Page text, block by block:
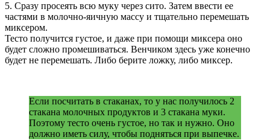
5. Сразу просеять всю муку через сито. Затем ввести ее
частями в молочно-яичную массу и тщательно перемешать
миксером.
Тесто получится густое, и даже при помощи миксера оно
будет сложно промешиваться. Венчиком здесь уже конечно
будет не перемешать. Либо берите ложку, либо миксер.
Если посчитать в стаканах, то у нас получилось 2
стакана молочных продуктов и 3 стакана муки.
Поэтому тесто очень густое, но так и нужно. Оно
должно иметь силу, чтобы подняться при выпечке.